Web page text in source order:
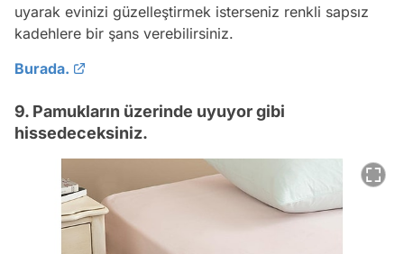
uyarak evinizi güzelleştirmek isterseniz renkli sapsız
kadehlere bir şans verebilirsiniz.
Burada.
9. Pamukların üzerinde uyuyor gibi
hissedeceksiniz.